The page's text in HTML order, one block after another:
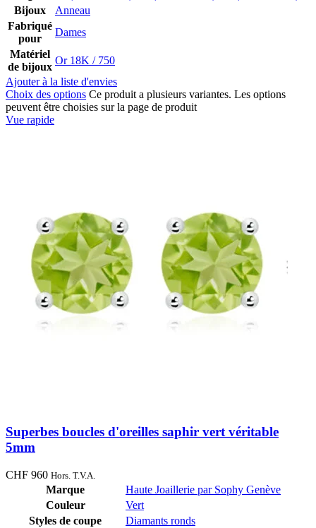
Bijoux
Anneau
Fabriqué
pour
Dames
Matériel
de bijoux
Or 18K / 750
Ajouter à la liste d'envies
Choix des options Ce produit a plusieurs variantes. Les options
peuvent être choisies sur la page de produit
Vue rapide
Superbes boucles d'oreilles saphir vert véritable
5mm
CHF 960 Hors. T.V.A.
Marque
Haute Joaillerie par Sophy Genève
Couleur
Vert
Styles de coupe
Diamants ronds